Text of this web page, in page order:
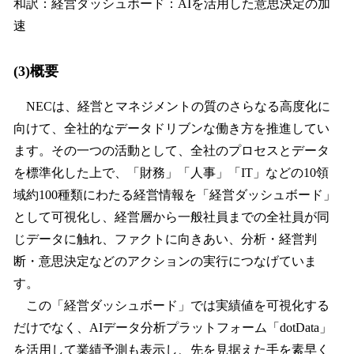
和訳：経営ダッシュボード：AIを活用した意思決定の加
速
(3)概要
NECは、経営とマネジメントの質のさらなる高度化に
向けて、全社的なデータドリブンな働き方を推進してい
ます。その一つの活動として、全社のプロセスとデータ
を標準化した上で、「財務」「人事」「IT」などの10領
域約100種類にわたる経営情報を「経営ダッシュボード」
として可視化し、経営層から一般社員までの全社員が同
じデータに触れ、ファクトに向きあい、分析・経営判
断・意思決定などのアクションの実行につなげていま
す。
この「経営ダッシュボード」では実績値を可視化する
だけでなく、AIデータ分析プラットフォーム「dotData」
を活用して業績予測も表示し、先を見据えた手を素早く